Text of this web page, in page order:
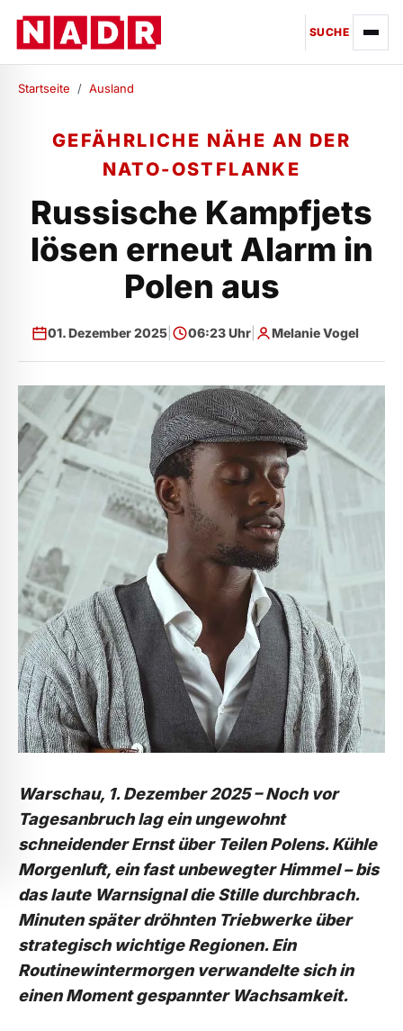
SUCHE
Startseite / Ausland
GEFÄHRLICHE NÄHE AN DER
NATO-OSTFLANKE
Russische Kampfjets
lösen erneut Alarm in
Polen aus
01. Dezember 2025| 06:23 Uhr| Melanie Vogel
Warschau, 1. Dezember 2025 – Noch vor
Tagesanbruch lag ein ungewohnt
schneidender Ernst über Teilen Polens. Kühle
Morgenluft, ein fast unbewegter Himmel – bis
das laute Warnsignal die Stille durchbrach.
Minuten später dröhnten Triebwerke über
strategisch wichtige Regionen. Ein
Routinewintermorgen verwandelte sich in
einen Moment gespannter Wachsamkeit.